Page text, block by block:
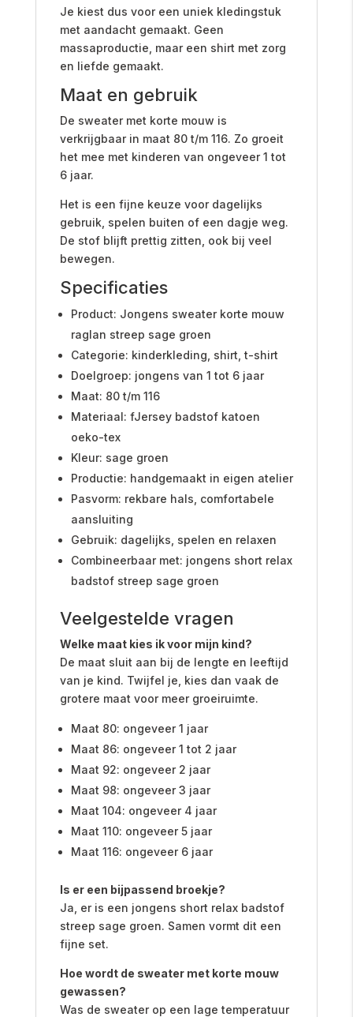
Je kiest dus voor een uniek kledingstuk
met aandacht gemaakt. Geen
massaproductie, maar een shirt met zorg
en liefde gemaakt.
Maat en gebruik
De sweater met korte mouw is
verkrijgbaar in maat 80 t/m 116. Zo groeit
het mee met kinderen van ongeveer 1 tot
6 jaar.
Het is een fijne keuze voor dagelijks
gebruik, spelen buiten of een dagje weg.
De stof blijft prettig zitten, ook bij veel
bewegen.
Specificaties
Product: Jongens sweater korte mouw
raglan streep sage groen
Categorie: kinderkleding, shirt, t-shirt
Doelgroep: jongens van 1 tot 6 jaar
Maat: 80 t/m 116
Materiaal: fJersey badstof katoen
oeko-tex
Kleur: sage groen
Productie: handgemaakt in eigen atelier
Pasvorm: rekbare hals, comfortabele
aansluiting
Gebruik: dagelijks, spelen en relaxen
Combineerbaar met: jongens short relax
badstof streep sage groen
Veelgestelde vragen
Welke maat kies ik voor mijn kind?
De maat sluit aan bij de lengte en leeftijd
van je kind. Twijfel je, kies dan vaak de
grotere maat voor meer groeiruimte.
Maat 80: ongeveer 1 jaar
Maat 86: ongeveer 1 tot 2 jaar
Maat 92: ongeveer 2 jaar
Maat 98: ongeveer 3 jaar
Maat 104: ongeveer 4 jaar
Maat 110: ongeveer 5 jaar
Maat 116: ongeveer 6 jaar
Is er een bijpassend broekje?
Ja, er is een jongens short relax badstof
streep sage groen. Samen vormt dit een
fijne set.
Hoe wordt de sweater met korte mouw
gewassen?
Was de sweater op een lage temperatuur